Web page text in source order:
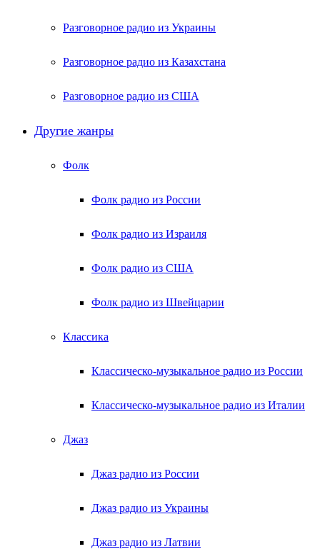
Разговорное радио из Украины
Разговорное радио из Казахстана
Разговорное радио из США
Другие жанры
Фолк
Фолк радио из России
Фолк радио из Израиля
Фолк радио из США
Фолк радио из Швейцарии
Классика
Классическо-музыкальное радио из России
Классическо-музыкальное радио из Италии
Джаз
Джаз радио из России
Джаз радио из Украины
Джаз радио из Латвии